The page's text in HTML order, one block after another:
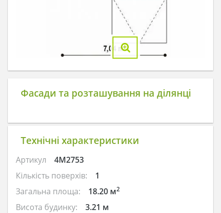
Фасади та розташування на ділянці
Технічні характеристики
Артикул
4M2753
Кількість поверхів:
1
Загальна площа:
18.20 м2
Висота будинку:
3.21 м